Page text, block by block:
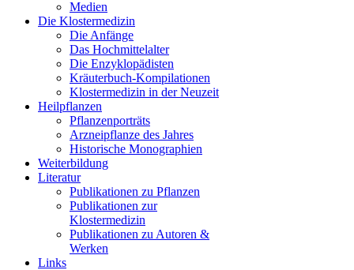
Medien
Die Klostermedizin
Die Anfänge
Das Hochmittelalter
Die Enzyklopädisten
Kräuterbuch-Kompilationen
Klostermedizin in der Neuzeit
Heilpflanzen
Pflanzenporträts
Arzneipflanze des Jahres
Historische Monographien
Weiterbildung
Literatur
Publikationen zu Pflanzen
Publikationen zur
Klostermedizin
Publikationen zu Autoren &
Werken
Links